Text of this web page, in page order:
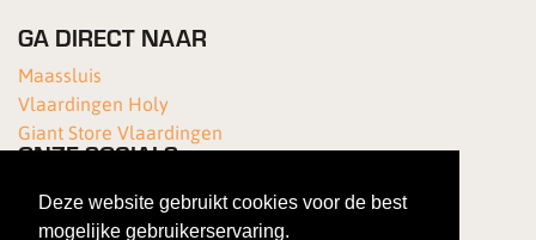
Deze website gebruikt cookies voor de best
mogelijke gebruikerservaring.
GA DIRECT NAAR
Maassluis
Vlaardingen Holy
Giant Store Vlaardingen
ONZE SOCIALS